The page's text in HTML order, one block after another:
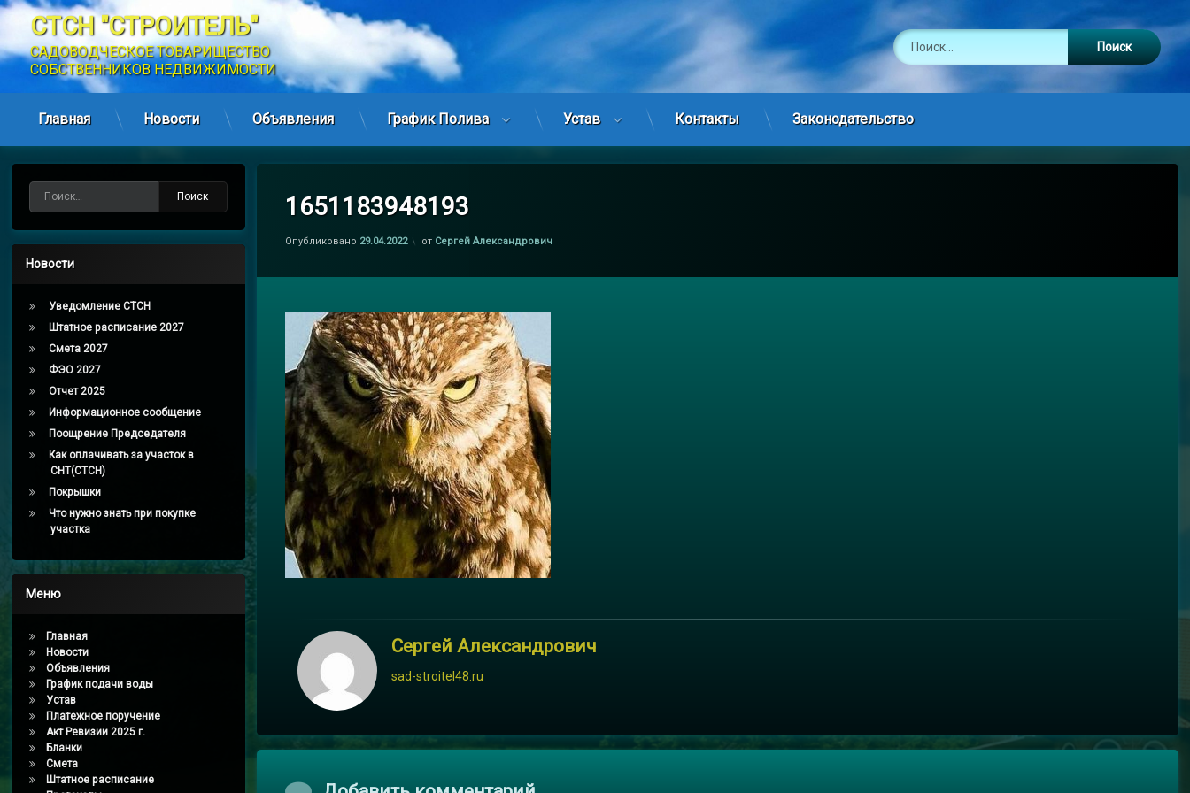
Перейти
содержимому
СТСН "СТРОИТЕЛЬ"
САДОВОДЧЕСКОЕ ТОВАРИЩЕСТВО
СОБСТВЕННИКОВ НЕДВИЖИМОСТИ
Найти:
Главная Новости Объявления График Полива Устав Контакты Законодательство
1651183948193
Опубликовано 29.04.2022 от Сергей Александрович
Сергей Александрович
sad-stroitel48.ru
Новости
Уведомление СТСН
Штатное расписание 2027
Смета 2027
ФЭО 2027
Отчет 2025
Информационное сообщение
Поощрение Председателя
Как оплачивать за участок в
СНТ(СТСН)
Покрышки
Что нужно знать при покупке
участка
Меню
Главная
Новости
Объявления
График подачи воды
Устав
Платежное поручение
Акт Ревизии 2025 г.
Бланки
Смета
Штатное расписание